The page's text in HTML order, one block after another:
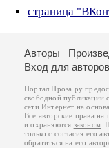
страница
Авторы
Вход для авторов
Портал Проза.ру
свободной публикации
сети Интернет на
Все авторские права на
и охраняются законом .
только с согласия его
обратиться на его